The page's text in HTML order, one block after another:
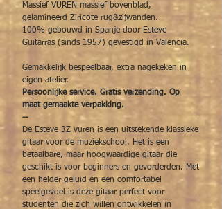
Massief VUREN massief bovenblad,
gelamineerd Ziricote rug&zijwanden.
100% gebouwd in Spanje door Esteve
Guitarras (sinds 1957) gevestigd in Valencia.
Gemakkelijk bespeelbaar, extra nagekeken in
eigen atelier.
Persoonlijke service. Gratis verzending. Op
maat gemaakte verpakking.
--
De Esteve 3Z vuren is een uitstekende klassieke
gitaar voor de muziekschool. Het is een
betaalbare, maar hoogwaardige gitaar die
geschikt is voor beginners en gevorderden. Met
een helder geluid en een comfortabel
speelgevoel is deze gitaar perfect voor
studenten die zich willen ontwikkelen in